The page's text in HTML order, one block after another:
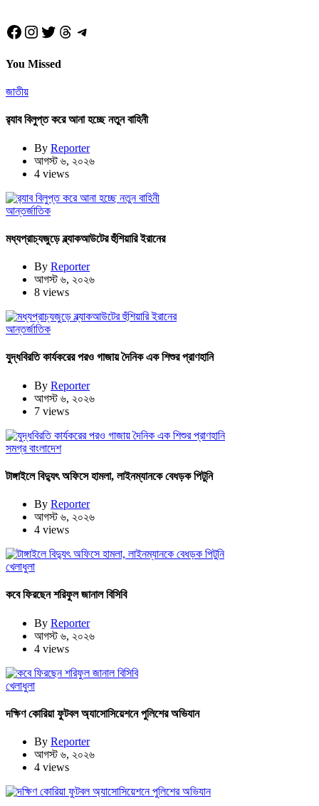
Facebook
Instagram
Twitter
Threads
Telegram
You Missed
জাতীয়
র‍্যাব বিলুপ্ত করে আনা হচ্ছে নতুন বাহিনী
By Reporter
আগস্ট ৬, ২০২৬
4 views
আন্তর্জাতিক
মধ্যপ্রাচ্যজুড়ে ব্ল্যাকআউটের হুঁশিয়ারি ইরানের
By Reporter
আগস্ট ৬, ২০২৬
8 views
আন্তর্জাতিক
যুদ্ধবিরতি কার্যকরের পরও গাজায় দৈনিক এক শিশুর প্রাণহানি
By Reporter
আগস্ট ৬, ২০২৬
7 views
সমগ্র বাংলাদেশ
টাঙ্গাইলে বিদ্যুৎ অফিসে হামলা, লাইনম্যানকে বেধড়ক পিটুনি
By Reporter
আগস্ট ৬, ২০২৬
4 views
খেলাধুলা
কবে ফিরছেন শরিফুল জানাল বিসিবি
By Reporter
আগস্ট ৬, ২০২৬
4 views
খেলাধুলা
দক্ষিণ কোরিয়া ফুটবল অ্যাসোসিয়েশনে পুলিশের অভিযান
By Reporter
আগস্ট ৬, ২০২৬
4 views